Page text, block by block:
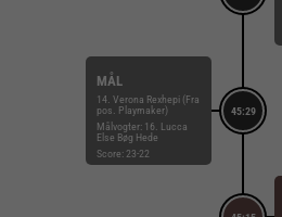
45:29
MÅL
14. Verona Rexhepi (Fra
pos. Playmaker)
Målvogter: 16. Lucca
Else Bøg Hede
Score: 23-22